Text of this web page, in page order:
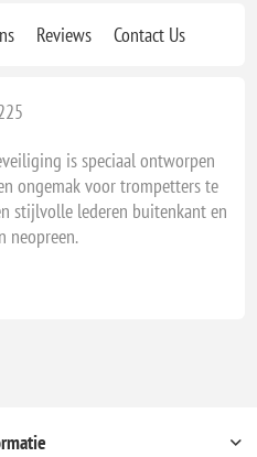
Reviews Contact Us
is speciaal ontworpen
ongemak voor trompetters te
stijlvolle lederen buitenkant en
neopreen.